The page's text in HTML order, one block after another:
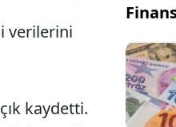
verilerini
kaydetti.